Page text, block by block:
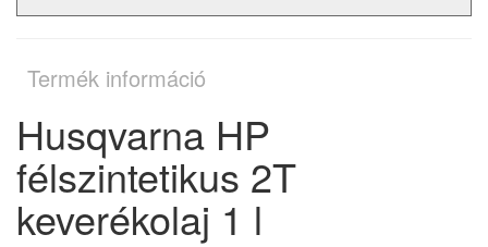
Termék információ
Husqvarna HP
félszintetikus 2T
keverékolaj 1 l